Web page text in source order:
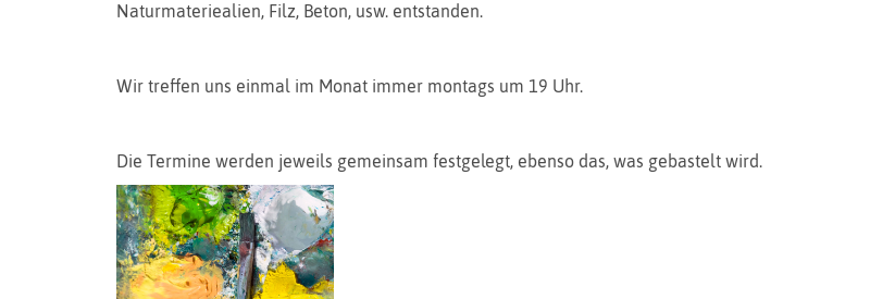
Naturmateriealien, Filz, Beton, usw. entstanden.
Wir treffen uns einmal im Monat immer montags um 19 Uhr.
Die Termine werden jeweils gemeinsam festgelegt, ebenso das, was gebastelt wird.